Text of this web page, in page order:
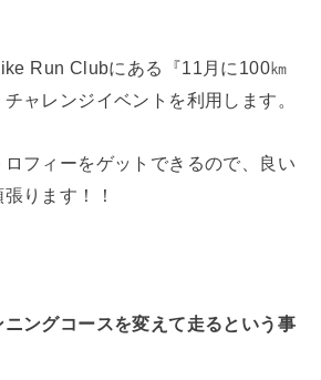
Run Clubにある『11月に100㎞
ャレンジイベントを利用します。
フィーをゲットできるので、良い
ります！！
ニングコースを変えて走るという事